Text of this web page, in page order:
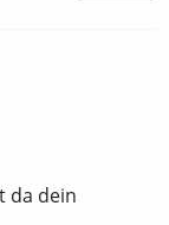
da dein